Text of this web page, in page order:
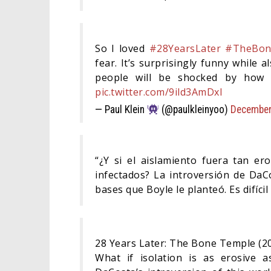
So I loved #28YearsLater
fear. It’s surprisingly funny while
people will be shocked by
pic.twitter.com/9ild3AmDxl
— Paul Klein (@paulkleinyoo)
“¿Y si el aislamiento fuera tan
infectados? La introversión de
bases que Boyle le planteó. Es
28 Years Later: The Bone Temple
What if isolation is as erosive